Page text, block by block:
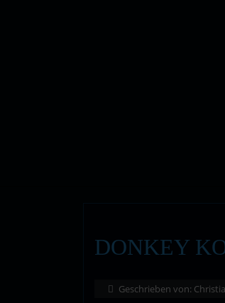
DONKEY
Geschrieben von: